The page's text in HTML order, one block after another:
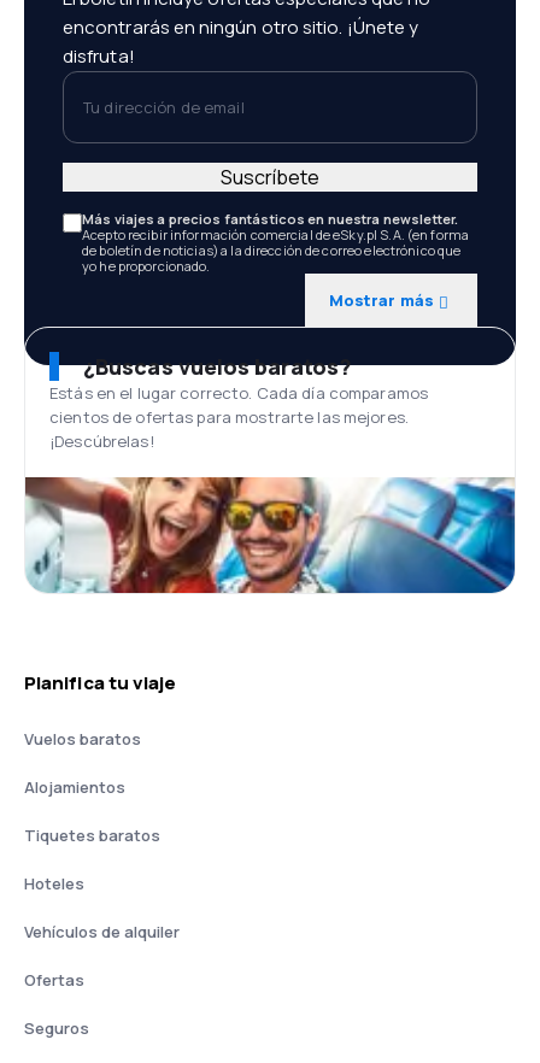
encontrarás en ningún otro sitio. ¡Únete y
disfruta!
Tu dirección de email
Más viajes a precios fantásticos en nuestra newsletter.
Acepto recibir información comercial de eSky.pl S.A. (en forma
de boletín de noticias) a la dirección de correo electrónico que
yo he proporcionado.
Mostrar más
Suscríbete
¿Buscas vuelos baratos?
Estás en el lugar correcto. Cada día comparamos
cientos de ofertas para mostrarte las mejores.
¡Descúbrelas!
Planifica tu viaje
Vuelos baratos
Alojamientos
Tiquetes baratos
Hoteles
Vehículos de alquiler
Ofertas
Seguros